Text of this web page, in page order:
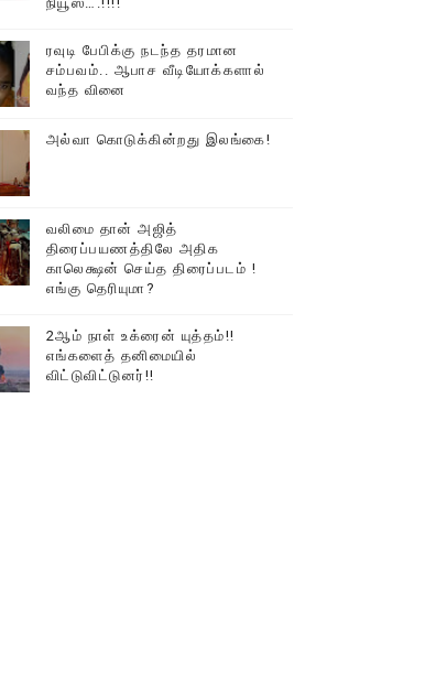
திரண்ட தமிழ்மக்கள்!!
ரவுடி பேபிக்கு நடந்த தரமான
சம்பவம்.. ஆபாச வீடியோக்களால்
வந்த வினை
அல்வா கொடுக்கின்றது இலங்கை!
வலிமை தான் அஜித்
திரைப்பயணத்திலே அதிக
காலெக்ஷன் செய்த திரைப்படம் !
எங்கு தெரியுமா?
2ஆம் நாள் உக்ரைன் யுத்தம்!!
எங்களைத் தனிமையில்
விட்டுவிட்டுனர்!!